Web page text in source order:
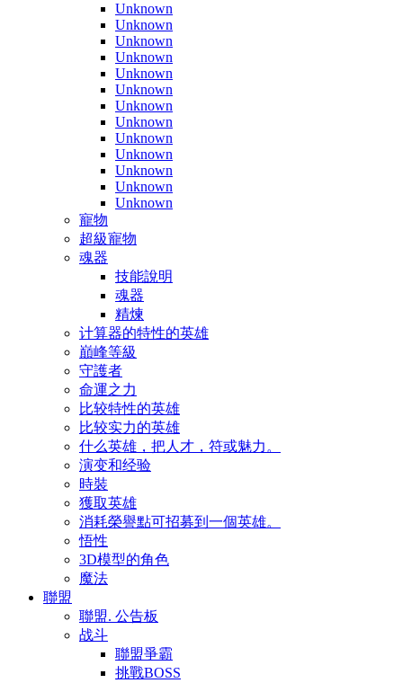
Unknown
Unknown
Unknown
Unknown
Unknown
Unknown
Unknown
Unknown
Unknown
Unknown
Unknown
Unknown
Unknown
寵物
超級寵物
魂器
技能說明
魂器
精煉
计算器的特性的英雄
巔峰等級
守護者
命運之力
比较特性的英雄
比较实力的英雄
什么英雄，把人才，符或魅力。
演变和经验
時裝
獲取英雄
消耗榮譽點可招募到一個英雄。
悟性
3D模型的角色
魔法
聯盟
聯盟. 公告板
战斗
聯盟爭霸
挑戰BOSS